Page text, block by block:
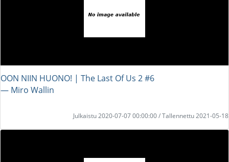
OON NIIN HUONO! | The Last Of Us 2 #6
― Miro Wallin
Julkaistu 2020-07-07 00:00:00 / Tallennettu 2021-05-18